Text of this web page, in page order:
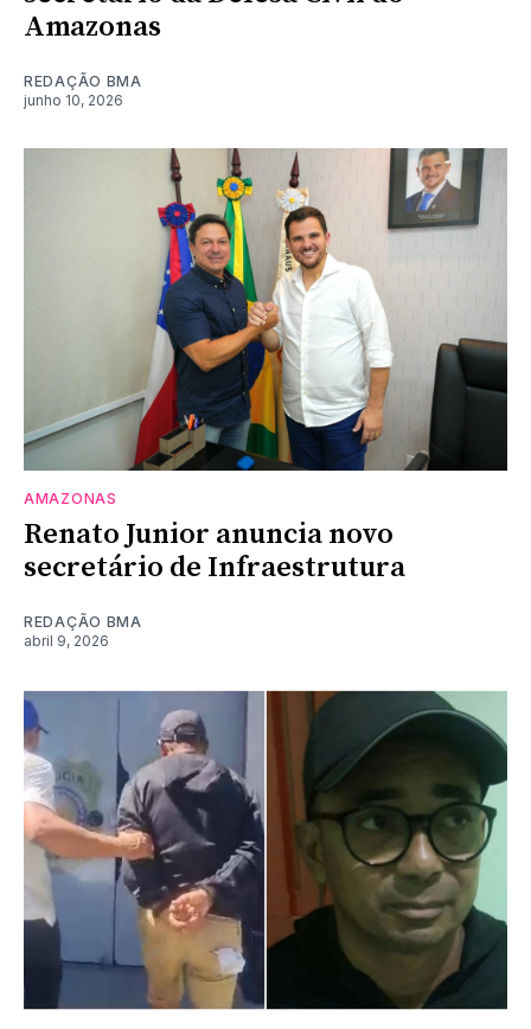
Amazonas
REDAÇÃO BMA
junho 10, 2026
AMAZONAS
Renato Junior anuncia novo
secretário de Infraestrutura
REDAÇÃO BMA
abril 9, 2026